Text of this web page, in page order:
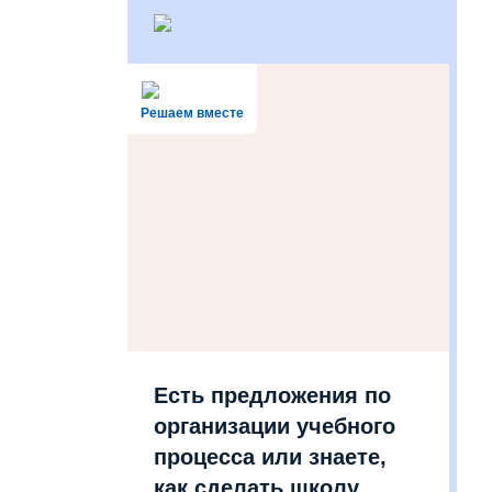
Решаем вместе
Есть предложения по
организации учебного
процесса или знаете,